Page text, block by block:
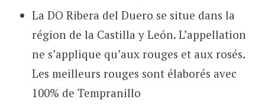
La DO Ribera del Duero se situe dans la
région de la Castilla y León. L’appellation
ne s’applique qu’aux rouges et aux rosés.
Les meilleurs rouges sont élaborés avec
100% de Tempranillo